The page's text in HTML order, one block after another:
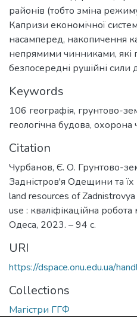
районів (тобто зміна
Капризи економічної
насамперед, накопичення
непрямими чинниками,
безпосередні рушійні сили
Keywords
106 географія, грунтово-
геологічна будова, охорона
Citation
Чурбанов, Є. О. Грунтово-
Задністров'я Одещини та
land resources of
use : кваліфікаційна
Одеса, 2023. – 94 с.
URI
https://dspace.onu.edu.ua/
Collections
Магістри ГГФ